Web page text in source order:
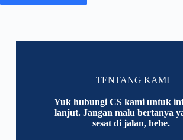
TENTANG KAMI
Yuk hubungi CS kami untuk
lanjut. Jangan malu bertanya
sesat di jalan, hehe.